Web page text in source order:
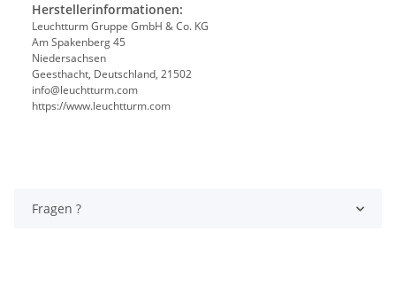
Herstellerinformationen:
Leuchtturm Gruppe GmbH & Co. KG
Am Spakenberg 45
Niedersachsen
Geesthacht, Deutschland, 21502
info@leuchtturm.com
https://www.leuchtturm.com
Fragen ?